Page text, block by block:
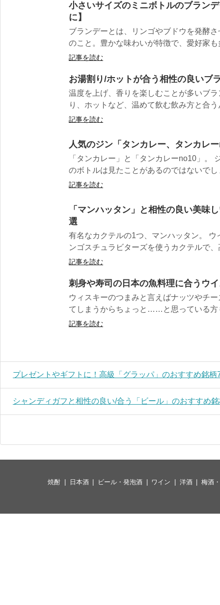
小さいサイズのミニボトルのブラン
に】
ブランデーとは、リンゴやブドウを発酵
のこと。豊かな味わいが特徴で、愛好家
記事を読む
お湯割り/ホットが合う相性の良いブ
温度を上げ、香りを楽しむことが多いブ
り、ホットなど、温めて飲む飲み方と合
記事を読む
人気のジン「タンカレー、タンカレ
「タンカレー」と「タンカレーno10」。
のボトルは見たことがあるのではないで
記事を読む
「マンハッタン」と相性の良い美味
選
有名なカクテルの1つ、マンハッタン。
ンゴスチュラビターズを使うカクテルで
記事を読む
刺身や寿司の日本の魚料理に合うウ
ウィスキーのつまみと言えばナッツやチ
てしまうからちょっと……と思っている方
記事を読む
プレゼントやギフトに！高級「グラッパ」のおすすめ銘柄
シャンディガフと相性の良い/合う「ビール」のおすすめ
焼酎 日本酒 ビール・発泡酒 ワイン 洋酒 梅酒